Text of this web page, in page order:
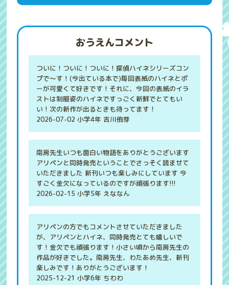
おうえんコメント
ついに！ついに！ついに！探偵ハイネシリーズコン
プで〜す！(今出ている本で)毎回表紙のハイネとポ
ーが可愛くて好きです！それに、今回の表紙のイラ
ストは制服姿のハイネですっごく新鮮でとてもい
い！次の新作が出るときも待ってます！
2026-07-02 小学4年 吉川侑芽
南房先生いつも面白い物語をありがとうございます
アリペンと同時発売ということでさっそく読ませて
いただきました 新刊いつも楽しみにしています 今
すごく金欠になっているのですが頑張ります!!!
2026-02-15 小学5年 えななん
アリペンの方でもコメントさせていただきました
が、アリペンとハイネ、同時発売とても嬉しいで
す！金欠でも頑張ります！小さい頃から南房先生の
作品が好きでした。南房先生、わたあめ先生、新刊
楽しみです！ありがとうございます！
2025-12-21 小学6年 ちわわ